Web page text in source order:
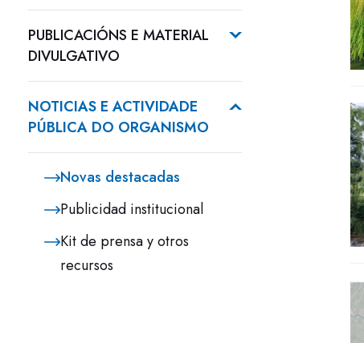
PUBLICACIÓNS E MATERIAL
DIVULGATIVO
NOTICIAS E ACTIVIDADE
PÚBLICA DO ORGANISMO
Novas destacadas
Publicidad institucional
Kit de prensa y otros
recursos